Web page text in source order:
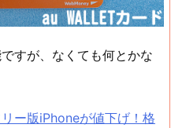
すが、なくても何とかな
ー版iPhoneが値下げ！格